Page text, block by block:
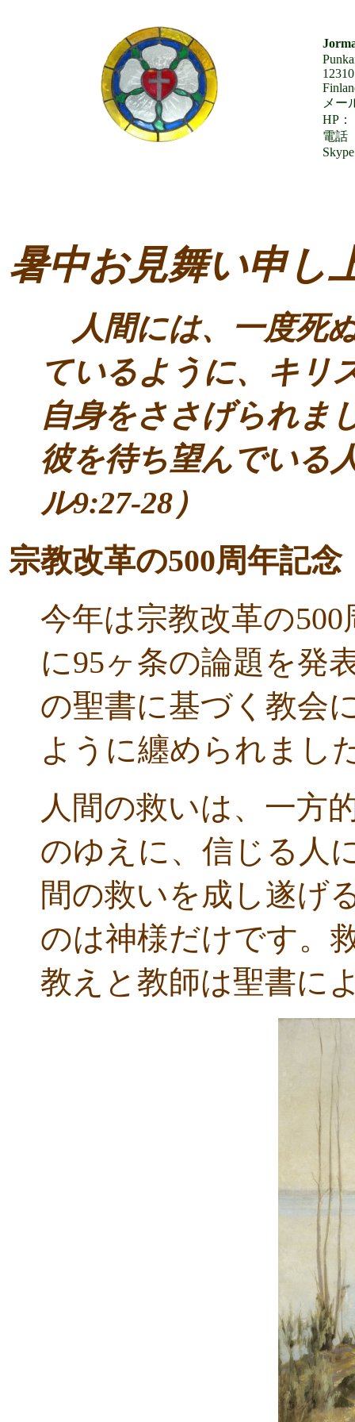
メ
HP
電
暑中お見舞い申し
人間には、一度死
ているように、キリ
自身をささげられま
彼を待ち望んでいる
ル9:27-28）
宗教改革の500周年記念
今年は宗教改革の
に95ヶ条の論題を発
の聖書に基づく教会
ように纏められまし
人間の救いは、一方
のゆえに、信じる人
間の救いを成し遂げ
のは神様だけです。
教えと教師は聖書に